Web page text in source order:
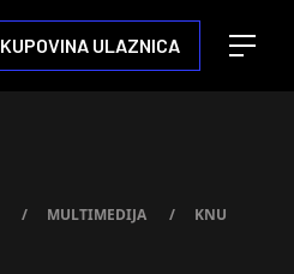
KUPOVINA ULAZNICA
Open
/ MULTIMEDIJA / KNU